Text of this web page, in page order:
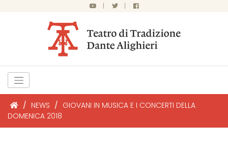
| |
/ NEWS / GIOVANI IN MUSICA E I CONCERTI DELLA
DOMENICA 2018